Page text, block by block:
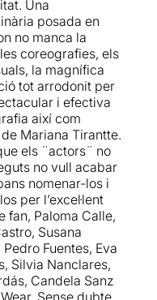
Una
posada en
no manca la
coreografies, els
la magnífica
tot arrodonit per
i efectiva
així com
Mariana Tirantte.
els ¨actors¨ no
no vull acabar
nomenar-los i
per l’excel·lent
fan, Paloma Calle,
Susana
Fuentes, Eva
Silvia Nanclares,
Candela Sanz
Sense dubte